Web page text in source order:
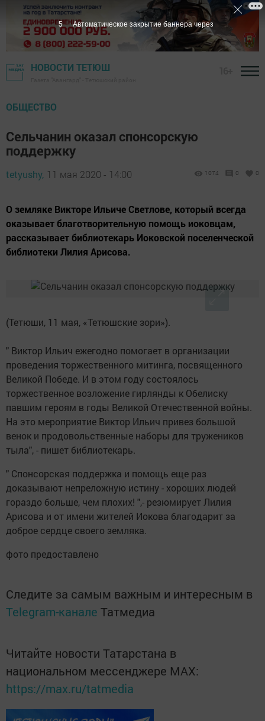
НОВОСТИ ТЕТЮШ
ОБЩЕСТВО
Сельчанин оказал спонсорскую
поддержку
tetyushy, 11 мая 2020 - 14:00 1074 0 0
О земляке Викторе Ильиче Светлове, который всегда
оказывает благотворительную помощь иоковцам,
рассказывает библиотекарь Иоковской поселенческой
библиотеки Лилия Арисова.
(Тетюши, 11 мая, «Тетюшские зори»).
" Виктор Ильич ежегодно помогает в организации
проведения торжественного митинга, посвященного
Великой Победе. И в этом году состоялось
торжественное возложение гирлянды к Обелиску
павшим героям в годы Великой Отечественной войны.
На это мероприятие Виктор Ильич привез большой
венок и продовольственные наборы для тружеников
тыла", - пишет библиотекарь.
" Спонсорская поддержка и помощь еще раз
доказывают непреложную истину - хороших людей
гораздо больше, чем плохих! ",- резюмирует Лилия
Арисова и от имени жителей Иокова благодарит за
доброе сердце своего земляка.
фото предоставлено
Следите за самым важным и интересным в
Telegram-канале Татмедиа
Читайте новости Татарстана в
национальном мессенджере MАХ:
https://max.ru/tatmedia
4 Автоматическое закрытие баннера через